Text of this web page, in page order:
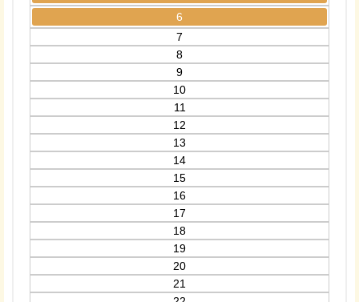
6
7
8
9
10
11
12
13
14
15
16
17
18
19
20
21